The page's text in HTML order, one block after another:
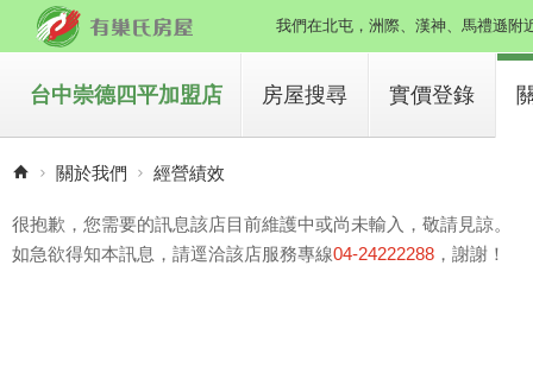
我們在北屯，洲際、漢神、馬禮遜附
台中崇德四平加盟店 房屋搜尋 實價登錄
關於我們 經營績效
很抱歉，您需要的訊息該店目前維護中或尚未輸入，敬請見諒。
如急欲得知本訊息，請逕洽該店服務專線04-24222288 ，謝謝！